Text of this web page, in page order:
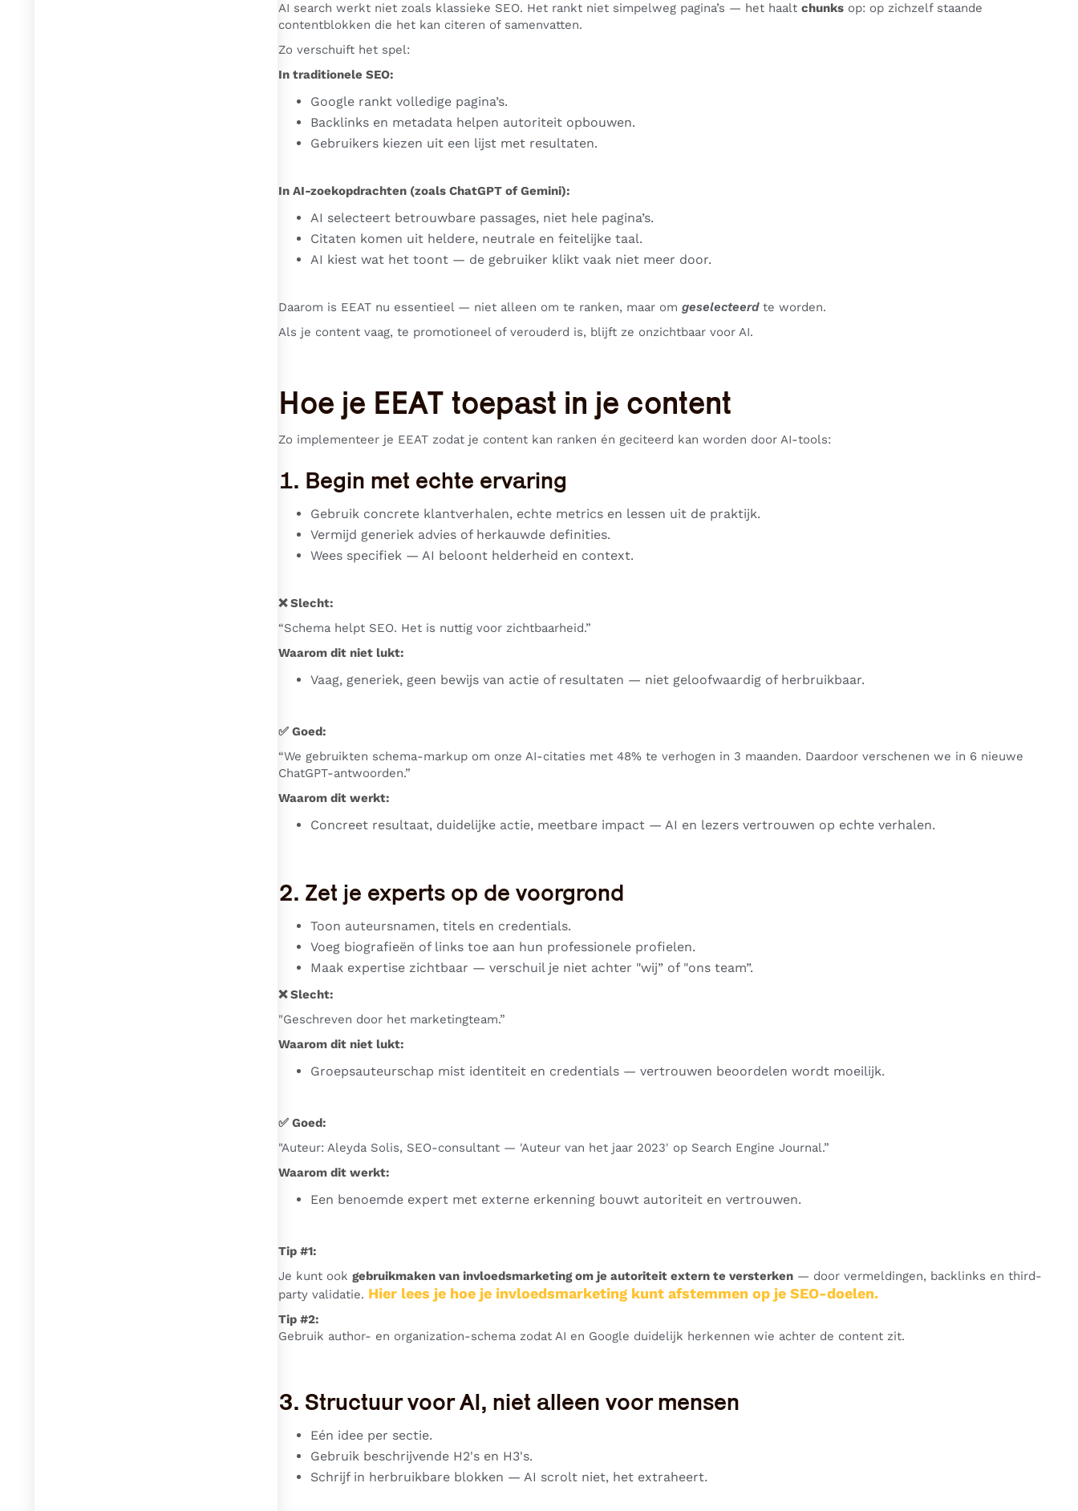
AI search werkt niet zoals klassieke SEO. Het rankt niet simpelweg pagina’s — het haaltchunks op: op zichzelf staande
contentblokken die het kan citeren of samenvatten.
Zo verschuift het spel:
In traditionele SEO:
Google rankt volledige pagina’s.
Backlinks en metadata helpen autoriteit opbouwen.
Gebruikers kiezen uit een lijst met resultaten.
In AI-zoekopdrachten (zoals ChatGPT of Gemini):
AI selecteert betrouwbare passages, niet hele pagina’s.
Citaten komen uit heldere, neutrale en feitelijke taal.
AI kiest wat het toont — de gebruiker klikt vaak niet meer door.
Daarom is EEAT nu essentieel — niet alleen om te ranken, maar omgeselecteerdte worden.
Als je content vaag, te promotioneel of verouderd is, blijft ze onzichtbaar voor AI.
Hoe je EEAT toepast in je content
Zo implementeer je EEAT zodat je content kan ranken én geciteerd kan worden door AI-tools:
1. Begin met echte ervaring
Gebruik concrete klantverhalen, echte metrics en lessen uit de praktijk.
Vermijd generiek advies of herkauwde definities.
Wees specifiek — AI beloont helderheid en context.
❌ Slecht:
“Schema helpt SEO. Het is nuttig voor zichtbaarheid.”
Waarom dit niet lukt:
Vaag, generiek, geen bewijs van actie of resultaten — niet geloofwaardig of herbruikbaar.
✅ Goed:
“We gebruikten schema-markup om onze AI-citaties met 48% te verhogen in 3 maanden. Daardoor verschenen we in 6 nieuwe
ChatGPT-antwoorden.”
Waarom dit werkt:
Concreet resultaat, duidelijke actie, meetbare impact — AI en lezers vertrouwen op echte verhalen.
2. Zet je experts op de voorgrond
Toon auteursnamen, titels en credentials.
Voeg biografieën of links toe aan hun professionele profielen.
Maak expertise zichtbaar — verschuil je niet achter "wij” of "ons team”.
❌ Slecht:
"Geschreven door het marketingteam.”
Waarom dit niet lukt:
Groepsauteurschap mist identiteit en credentials — vertrouwen beoordelen wordt moeilijk.
✅ Goed:
"Auteur: Aleyda Solis, SEO-consultant — 'Auteur van het jaar 2023' op Search Engine Journal.”
Waarom dit werkt:
Een benoemde expert met externe erkenning bouwt autoriteit en vertrouwen.
Tip #1:
Je kunt ookgebruikmaken van invloedsmarketing om je autoriteit extern te versterken — door vermeldingen, backlinks en third-
party validatie. Hier lees je hoe je invloedsmarketing kunt afstemmen op je SEO-doelen.
Tip #2:
Gebruik author- en organization-schema zodat AI en Google duidelijk herkennen wie achter de content zit.
3. Structuur voor AI, niet alleen voor mensen
Eén idee per sectie.
Gebruik beschrijvende H2's en H3's.
Schrijf in herbruikbare blokken — AI scrolt niet, het extraheert.